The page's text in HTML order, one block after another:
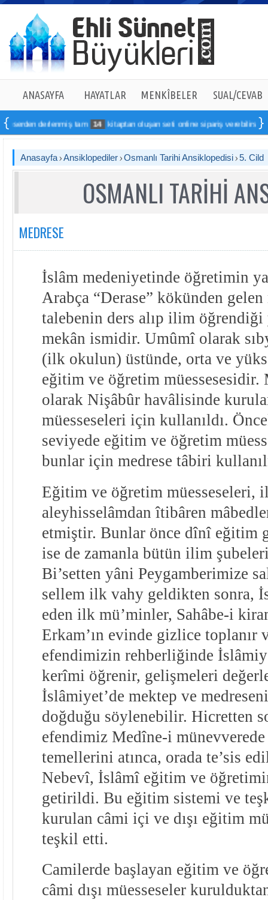
ANASAYFA HAYATLAR MENKÎBELER SUAL/CEVAB
tam 14 kitaptan oluşan seti online sipariş verebilirsiniz
Anasayfa Ansiklopediler Osmanlı Tarihi Ansiklopedisi 5. Cild
OSMANLI TARİHİ
MEDRESE
İslâm medeniyetinde öğretimin
Arabça “Derase” kökünden
talebenin ders alıp ilim öğrendiği
mekân ismidir. Umûmî olarak
(ilk okulun) üstünde, orta ve
eğitim ve öğretim
olarak Nişâbûr havâlisinde
müesseseleri için kullanıldı.
seviyede eğitim ve öğretim
bunlar için medrese tâbiri
Eğitim ve öğretim müesseseleri,
aleyhisselâmdan îtibâren
etmiştir. Bunlar önce dînî eğitim
ise de zamanla bütün ilim
Bi’setten yâni Peygamberimize
sellem ilk vahy geldikten sonra,
eden ilk mü’minler, Sahâbe-i
Erkam’ın evinde gizlice toplanır
efendimizin rehberliğinde
kerîmi öğrenir, gelişmeleri
İslâmiyet’de mektep ve
doğduğu söylenebilir. Hicretten
efendimiz Medîne-i
temellerini atınca, orada te’sis
Nebevî, İslâmî eğitim ve
getirildi. Bu eğitim sistemi ve
kurulan câmi içi ve dışı eğitim
teşkil etti.
Camilerde başlayan eğitim ve
câmi dışı müesseseler